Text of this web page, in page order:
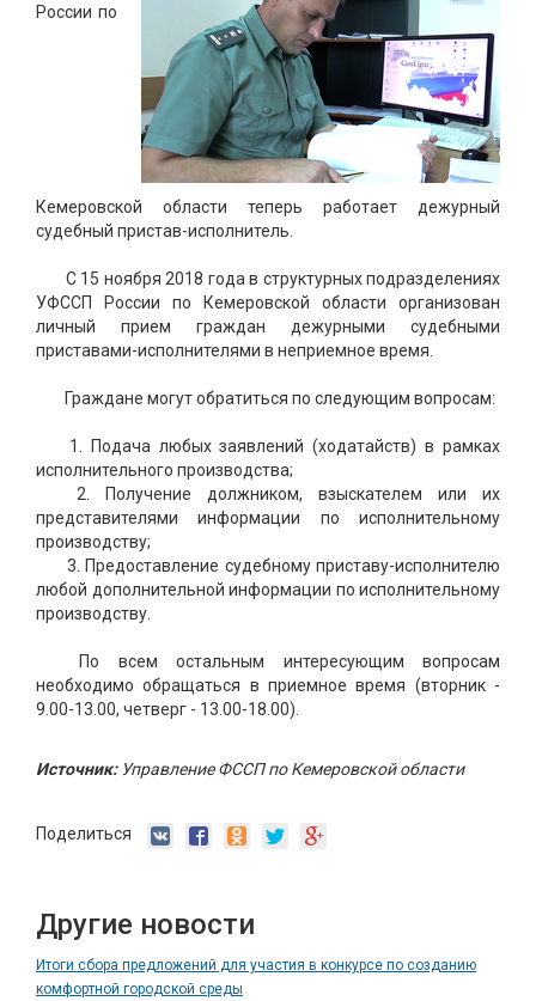
России по
Кемеровской области теперь работает дежурный
судебный пристав-исполнитель.
С 15 ноября 2018 года в структурных подразделениях
УФССП России по Кемеровской области организован
личный прием граждан дежурными судебными
приставами-исполнителями в неприемное время.
Граждане могут обратиться по следующим вопросам:
1. Подача любых заявлений (ходатайств) в рамках
исполнительного производства;
2. Получение должником, взыскателем или их
представителями информации по исполнительному
производству;
3. Предоставление судебному приставу-исполнителю
любой дополнительной информации по исполнительному
производству.
По всем остальным интересующим вопросам
необходимо обращаться в приемное время (вторник -
9.00-13.00, четверг - 13.00-18.00).
Источник:Управление ФССП по Кемеровской области
Поделиться
Другие новости
Итоги сбора предложений для участия в конкурсе по созданию
комфортной городской среды